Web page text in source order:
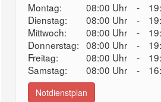
Montag: 08:00 Uhr -
Dienstag:
08:00 Uhr -
Mittwoch:
08:00 Uhr -
Donnerstag: 08:00 Uhr -
Freitag:
08:00 Uhr -
Samstag:
08:00 Uhr -
Notdienstplan